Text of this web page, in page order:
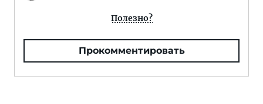
Полезно?
Прокомментировать